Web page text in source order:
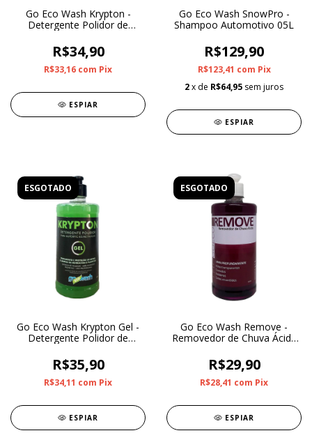
Go Eco Wash Krypton -
Detergente Polidor de
R$34,90
R$33,16 com Pix
ESPIAR
Go Eco Wash SnowPro -
Shampoo Automotivo 05L
R$129,90
R$123,41 com Pix
2x de R$64,95 sem juros
ESPIAR
ESGOTADO
Go Eco Wash Krypton Gel -
Detergente Polidor de
R$35,90
R$34,11 com Pix
ESPIAR
ESGOTADO
Go Eco Wash Remove -
Removedor de Chuva Ácida
R$29,90
R$28,41 com Pix
ESPIAR